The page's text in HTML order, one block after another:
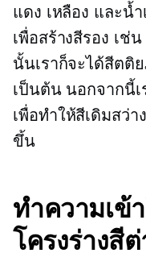
แดง เหลือง และน้
เพื่อสร้างสีรอง เช่
นั้นเราก็จะได้สีตติ
เป็นต้น นอกจากนี้เ
เพื่อทำให้สีเดิมสว่
ขึ้น
ทำความเข้
โครงร่างสีต่